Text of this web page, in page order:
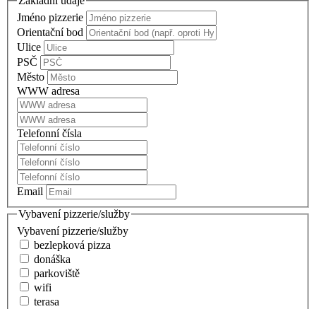
Jméno pizzerie
Orientační bod
Ulice
PSČ
Město
WWW adresa
Telefonní čísla
Email
Vybavení pizzerie/služby
Vybavení pizzerie/služby
bezlepková pizza
donáška
parkoviště
wifi
terasa